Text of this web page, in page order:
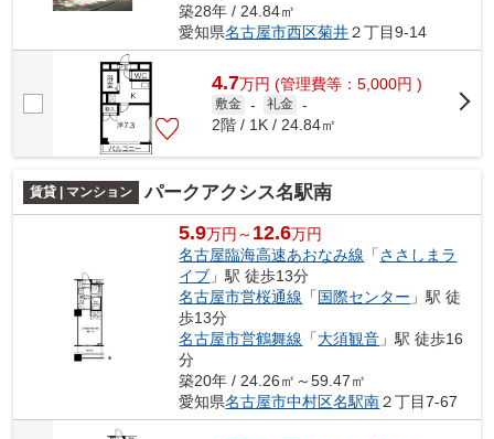
築28年 / 24.84㎡
愛知県名古屋市西区菊井２丁目9-14
4.7万円 (管理費等：5,000円 )
敷金 - 礼金 -
2階 / 1K / 24.84㎡
賃貸 | マンション パークアクシス名駅南
5.9万円～ 12.6万円
名古屋臨海高速あおなみ線 「ささしまラ
イブ 」駅 徒歩13分
名古屋市営桜通線 「国際センター 」駅 徒
歩13分
名古屋市営鶴舞線 「大須観音 」駅 徒歩16
分
築20年 / 24.26㎡～59.47㎡
愛知県名古屋市中村区名駅南２丁目7-67